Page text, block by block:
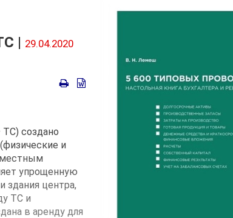
| 29.04.2020
создано
и
упрощенную
здания центра,
ТС и
в аренду для